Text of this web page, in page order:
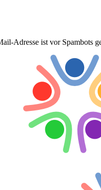
Adresse ist vor Spambots